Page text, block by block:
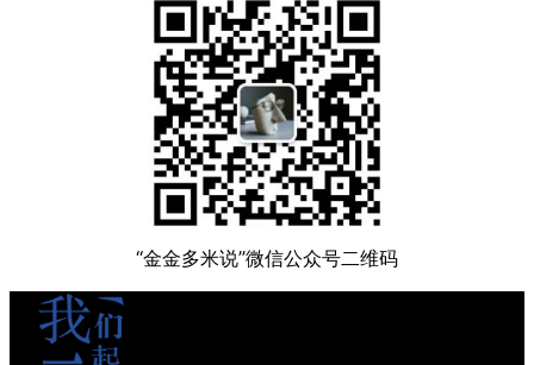
“金金多米说”微信公众号二维码